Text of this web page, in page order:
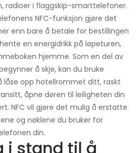
radioer i flaggskip-smarttelefoner.
NFC-funksjon gjøre det
enn bare å betale for bestillingen
en energidrikk på løpeturen,
hjemme. Som en del av
å skje, kan du bruke
opp hotellrommet ditt, raskt
åpne døren til leiligheten din
NFC vil gjøre det mulig å erstatte
og nøklene du bruker for
din.
i stand til å